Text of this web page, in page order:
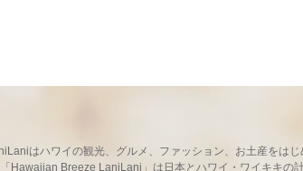
はハワイの観光、グルメ、ファッション、お土産をは
Hawaiian Breeze LaniLani」は日本とハワイ・ワイキキの